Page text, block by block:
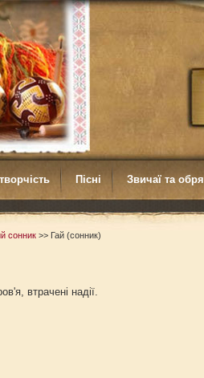
Пісні Звичаї та
сонник >> Гай (сонник)
втрачені надії.